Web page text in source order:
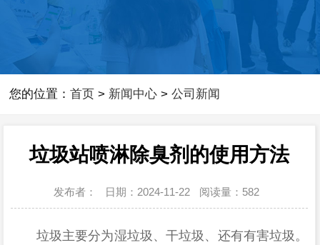
您的位置：首页 > 新闻中心 >公司新闻
垃圾站喷淋除臭剂的使用方法
发布者： 日期：2024-11-22 阅读量： 582
垃圾主要分为湿垃圾、干垃圾、还有有害垃圾。